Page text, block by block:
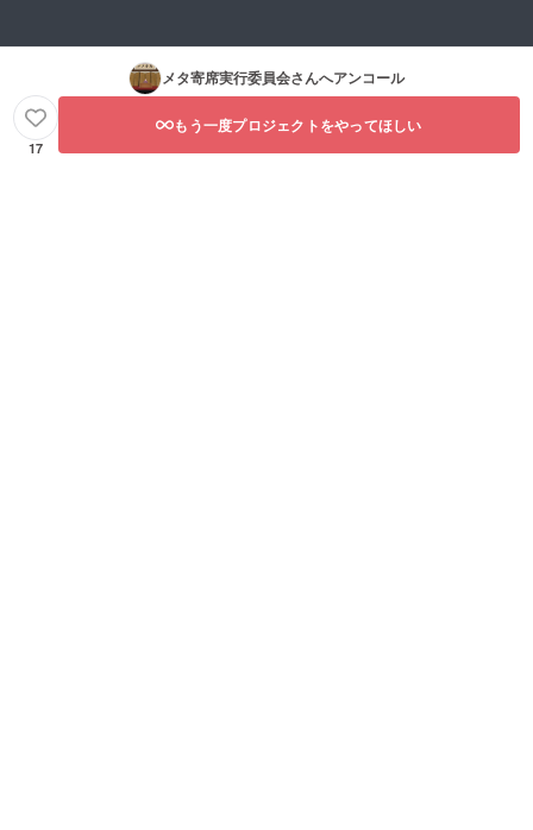
メタ寄席実行委員会さんへアンコール
17
もう一度プロジェクトをやってほしい